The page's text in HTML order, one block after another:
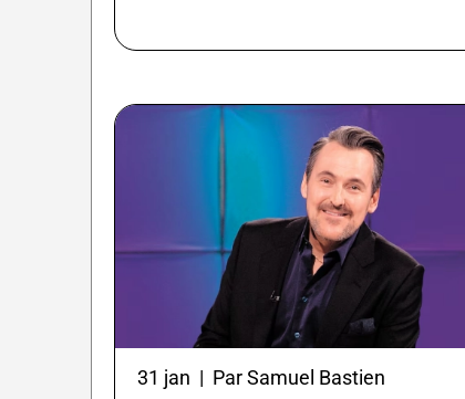
31 jan | Par Samuel Bastien